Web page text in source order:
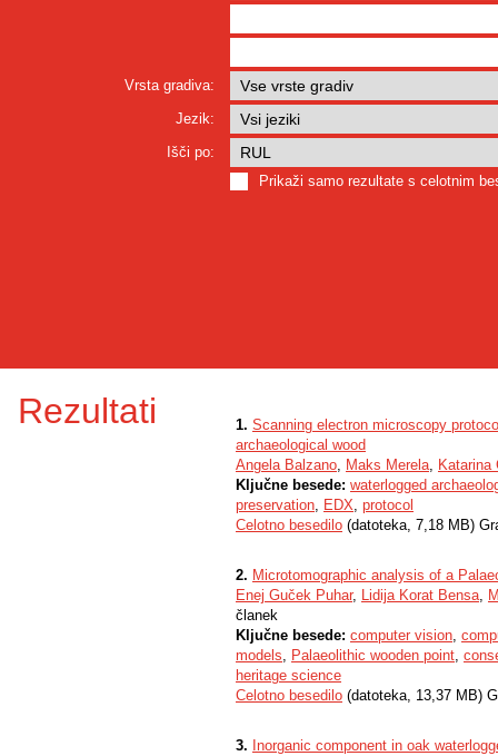
Vrsta gradiva:
Jezik:
Išči po:
Prikaži samo rezultate s celotnim
Rezultati 1. Scanning electron microscopy
archaeological wood
Angela Balzano, Maks Merela, Katarina
Ključne besede: waterlogged
preservation, EDX, protocol
Celotno besedilo (datoteka, 7,18 MB)
2. Microtomographic analysis of a
Enej Guček Puhar, Lidija Korat Bensa,
članek
Ključne besede: computer vision,
models, Palaeolithic wooden point,
heritage science
Celotno besedilo (datoteka, 13,37 MB)
3. Inorganic component in oak